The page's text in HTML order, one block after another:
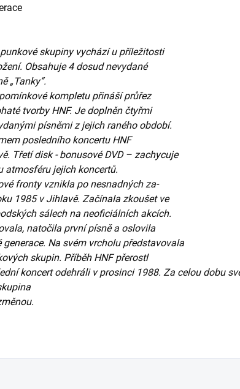
skupiny vychází u příležitosti
Obsahuje 4 dosud nevydané
„Tanky“.
kompletu přináší průřez
tvorby HNF. Je doplněn čtyřmi
písněmi z jejich raného období.
posledního koncertu HNF
Třetí disk - bonusové DVD – zachycuje
atmosféru jejich koncertů.
fronty vznikla po nesnadných za-
1985 v Jihlavě. Začínala zkoušet ve
sálech na neoficiálních akcích.
natočila první písně a oslovila
Na svém vrcholu představovala
skupin. Příběh HNF přerostl
koncert odehráli v prosinci 1988. Za celou dobu